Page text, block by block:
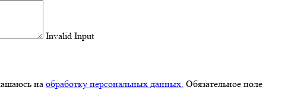
Invalid Input
на обработку персональных данных. Обязательное поле